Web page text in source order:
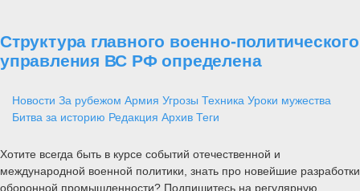
Структура главного военно-политического
управления ВС РФ определена
Новости За рубежом Армия Угрозы Техника Уроки мужества
Битва за историю Редакция Архив Теги
Хотите всегда быть в курсе событий отечественной и
международной военной политики, знать про новейшие разработки
оборонной промышленности? Подпишитесь на регулярную